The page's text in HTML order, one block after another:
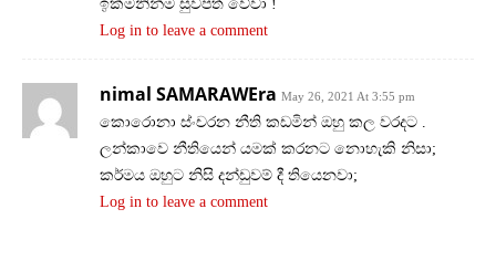
ඉක්මනින්ම සුවපත් වේවා !
Log in to leave a comment
nimal SAMARAWEra May 26, 2021 At 3:55 pm
කොරොනා ස්ංචරන නීති කඩමින් ඔහු කල වරදට .
ලන්කාවෙ නීතියෙන් යමක් කරනට නොහැකි නිසා;
කර්මය ඔහුට නිසි දන්ඩුවම් දී තියෙනවා;
Log in to leave a comment